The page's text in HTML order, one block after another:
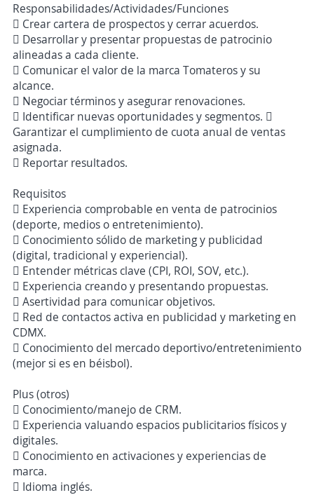
Responsabilidades/Actividades/Funciones
 Crear cartera de prospectos y cerrar acuerdos.
 Desarrollar y presentar propuestas de patrocinio
alineadas a cada cliente.
 Comunicar el valor de la marca Tomateros y su
alcance.
 Negociar términos y asegurar renovaciones.
 Identificar nuevas oportunidades y segmentos. 
Garantizar el cumplimiento de cuota anual de ventas
asignada.
 Reportar resultados.
Requisitos
 Experiencia comprobable en venta de patrocinios
(deporte, medios o entretenimiento).
 Conocimiento sólido de marketing y publicidad
(digital, tradicional y experiencial).
 Entender métricas clave (CPI, ROI, SOV, etc.).
 Experiencia creando y presentando propuestas.
 Asertividad para comunicar objetivos.
 Red de contactos activa en publicidad y marketing en
CDMX.
 Conocimiento del mercado deportivo/entretenimiento
(mejor si es en béisbol).
Plus (otros)
 Conocimiento/manejo de CRM.
 Experiencia valuando espacios publicitarios físicos y
digitales.
 Conocimiento en activaciones y experiencias de
marca.
 Idioma inglés.